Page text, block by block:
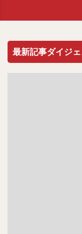
最新記事ダイジ